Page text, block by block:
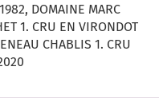
DOMAINE MARC
1. CRU EN VIRONDOT
CHABLIS 1. CRU